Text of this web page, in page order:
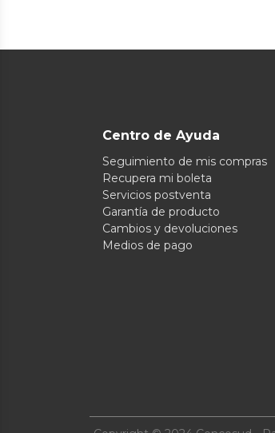
Centro de Ayuda
Seguimiento de mis compras
Recupera mi boleta
Servicios postventa
Garantía de producto
Cambios y devoluciones
Medios de pago